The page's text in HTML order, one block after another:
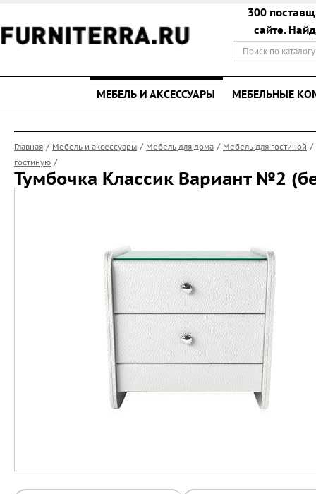
300
сайте.
МЕБЕЛЬ И АКСЕССУАРЫ МЕБЕЛЬНЫЕ
Главная / Мебель и аксессуары / Мебель для дома / Мебель для гостиной /
гостиную /
Тумбочка Классик Вариант №2